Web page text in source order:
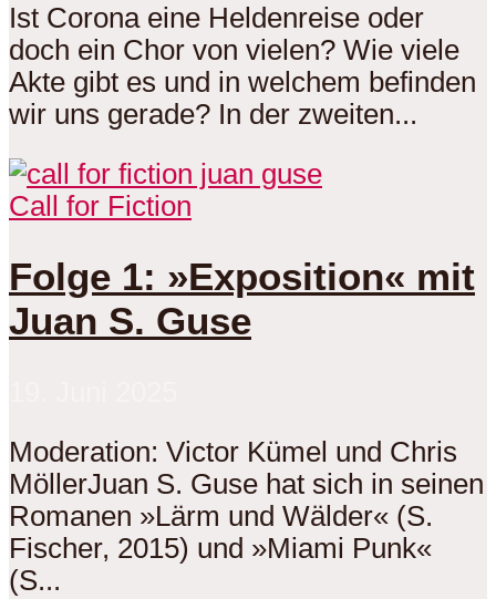
Ist Corona eine Heldenreise oder
doch ein Chor von vielen? Wie viele
Akte gibt es und in welchem befinden
wir uns gerade? In der zweiten...
Call for Fiction
Folge 1: »Exposition« mit
Juan S. Guse
Moderation: Victor Kümel und Chris
MöllerJuan S. Guse hat sich in seinen
Romanen »Lärm und Wälder« (S.
Fischer, 2015) und »Miami Punk«
(S...